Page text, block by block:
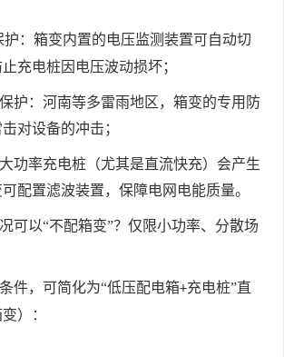
护：箱变内置的电压监测装置可自动切
充电桩因电压波动损坏；
护：河南等多雷雨地区，箱变的专用防
对设备的冲击；
功率充电桩（尤其是直流快充）会产生
配置滤波装置，保障电网电能质量。
可以“不配箱变”？仅限小功率、分散场
件，可简化为“低压配电箱+充电桩”直
）：